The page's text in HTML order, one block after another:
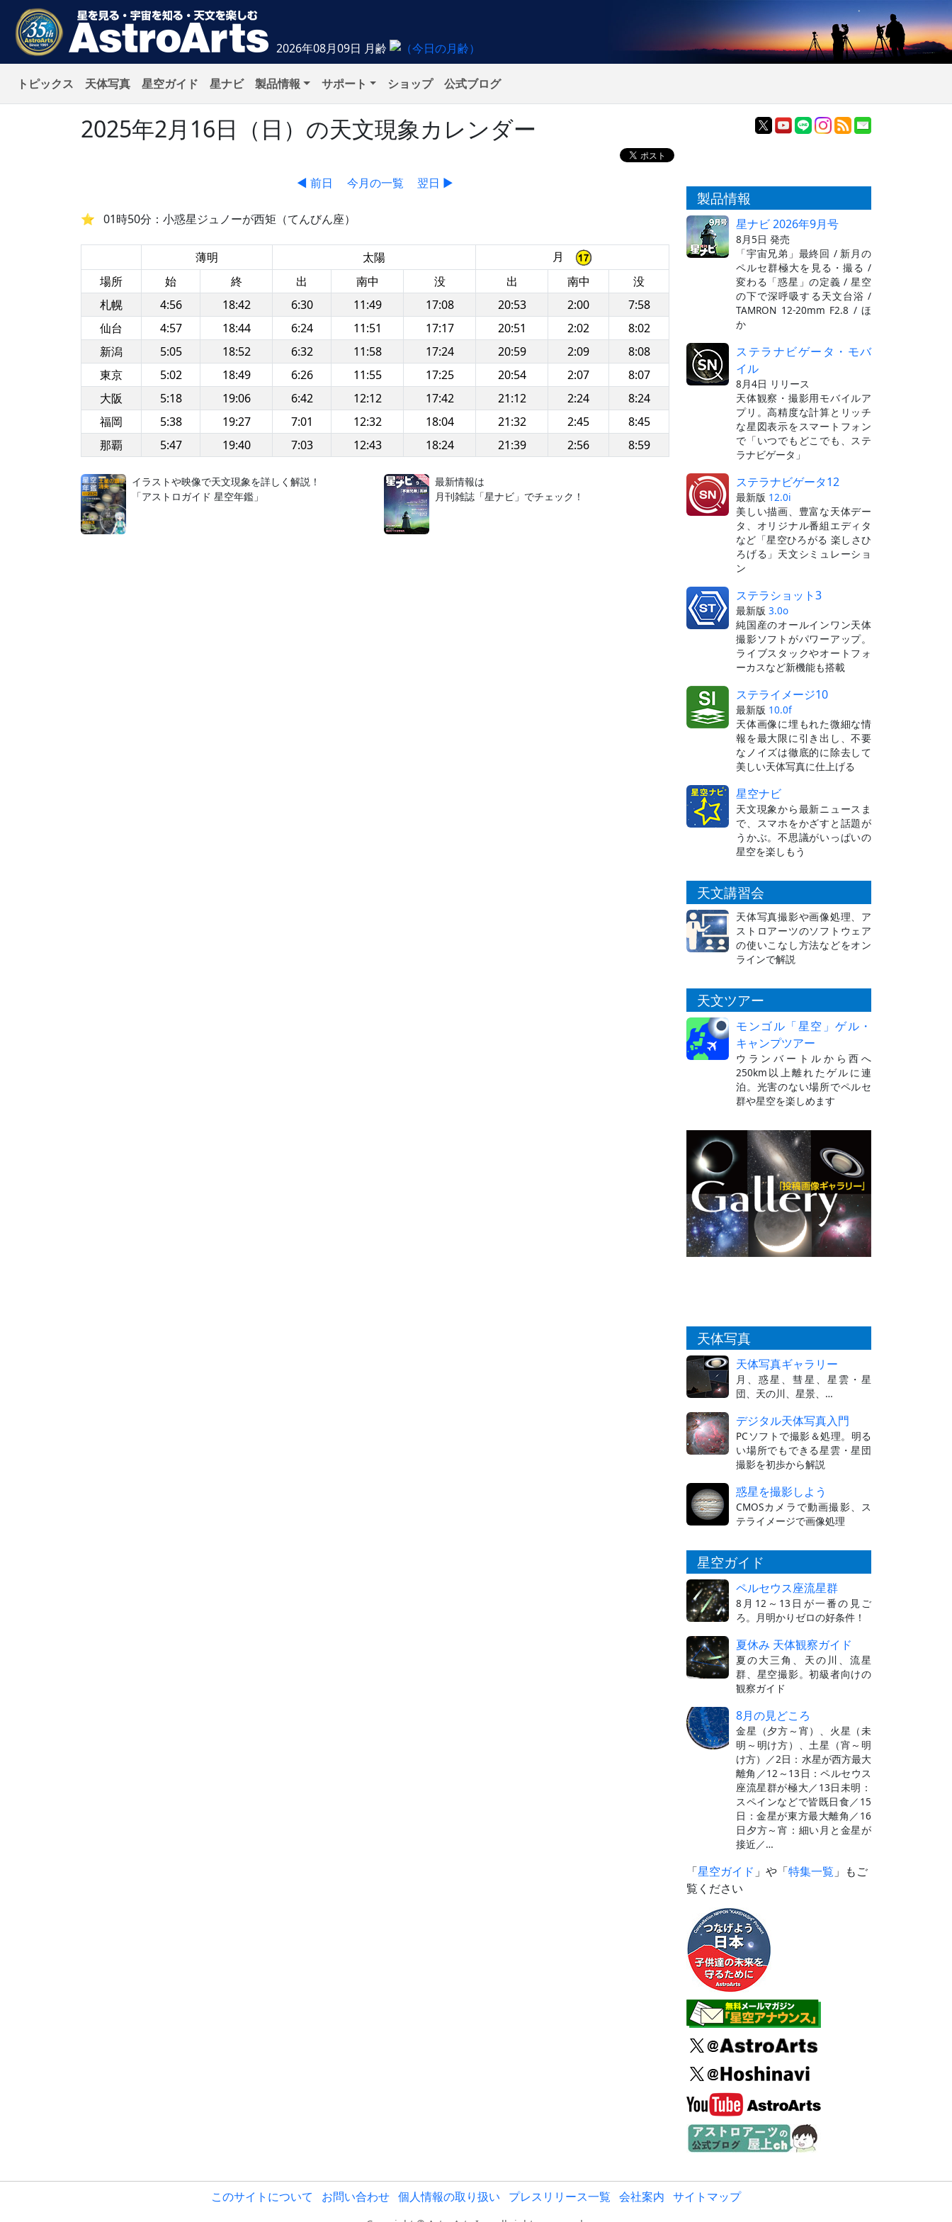
2026年08月09日 月齢
トピックス 天体写真 星空ガイド 星ナビ 製品情報 サポート ショップ 公式ブログ
2025年2月16日（日）の天文現象カレンダー
◀ 前日 今月の一覧 翌日 ▶
01時50分：小惑星ジュノーが西矩（てんびん座）
薄明 太陽
月
場所
始 終 出 南中 没 出 南中
没
札幌
4:56 18:42 6:30 11:49 17:08 20:53 2:00
7:58
仙台
4:57 18:44 6:24 11:51 17:17 20:51 2:02
8:02
新潟
5:05 18:52 6:32 11:58 17:24 20:59 2:09
8:08
東京
5:02 18:49 6:26 11:55 17:25 20:54 2:07
8:07
大阪
5:18 19:06 6:42 12:12 17:42 21:12 2:24
8:24
福岡
5:38 19:27 7:01 12:32 18:04 21:32 2:45
8:45
那覇
5:47 19:40 7:03 12:43 18:24 21:39 2:56 8:59
イラストや映像で天文現象を詳しく解説！
「アストロガイド 星空年鑑」
最新情報は
月刊雑誌「星ナビ」でチェック！
製品情報
星ナビ 2026年9月号
8月5日 発売
「宇宙兄弟」最終回 / 新月の
ペルセ群極大を見る・撮る /
変わる「惑星」の定義 / 星空
の下で深呼吸する天文台浴 /
TAMRON 12-20mm F2.8 / ほ
か
ステラナビゲータ・モバ
イル
8月4日 リリース
天体観察・撮影用モバイルア
プリ。高精度な計算とリッチ
な星図表示をスマートフォン
で「いつでもどこでも、ステ
ラナビゲータ」
ステラナビゲータ12
最新版 12.0i
美しい描画、豊富な天体デー
タ、オリジナル番組エディタ
など「星空ひろがる 楽しさひ
ろげる」天文シミュレーショ
ン
ステラショット3
最新版 3.0o
純国産のオールインワン天体
撮影ソフトがパワーアップ。
ライブスタックやオートフォ
ーカスなど新機能も搭載
ステライメージ10
最新版 10.0f
天体画像に埋もれた微細な情
報を最大限に引き出し、不要
なノイズは徹底的に除去して
美しい天体写真に仕上げる
星空ナビ
天文現象から最新ニュースま
で、スマホをかざすと話題が
うかぶ。不思議がいっぱいの
星空を楽しもう
天文講習会
天体写真撮影や画像処理、ア
ストロアーツのソフトウェア
の使いこなし方法などをオン
ラインで解説
天文ツアー
モンゴル「星空」ゲル・
キャンプツアー
ウランバートルから西へ
250km以上離れたゲルに連
泊。光害のない場所でペルセ
群や星空を楽しめます
天体写真
天体写真ギャラリー
月、惑星、彗星、星雲・星
団、天の川、星景、…
デジタル天体写真入門
PCソフトで撮影＆処理。明る
い場所でもできる星雲・星団
撮影を初歩から解説
惑星を撮影しよう
CMOSカメラで動画撮影、ス
テライメージで画像処理
星空ガイド
ペルセウス座流星群
8月12～13日が一番の見ご
ろ。月明かりゼロの好条件！
夏休み 天体観察ガイド
夏の大三角、天の川、流星
群、星空撮影。初級者向けの
観察ガイド
8月の見どころ
金星（夕方～宵）、火星（未
明～明け方）、土星（宵～明
け方）／2日：水星が西方最大
離角／12～13日：ペルセウス
座流星群が極大／13日未明：
スペインなどで皆既日食／15
日：金星が東方最大離角／16
日夕方～宵：細い月と金星が
接近／…
「星空ガイド 」や「特集一覧 」もご
覧ください
このサイトについて お問い合わせ 個人情報の取り扱い プレスリリース一覧 会社案内 サイトマップ